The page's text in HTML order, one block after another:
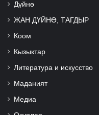
Дүйнө
ЖАН ДҮЙНӨ, ТАГДЫР
Коом
Кызыктар
Литература и искусство
Маданият
Медиа